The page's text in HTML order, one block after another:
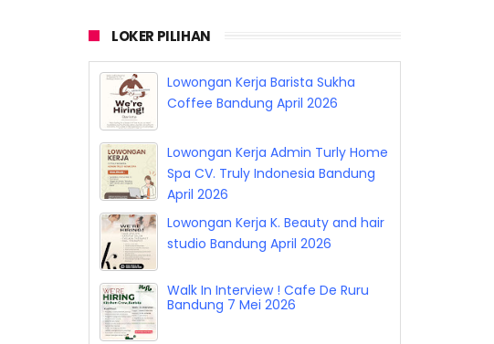
LOKER PILIHAN
Lowongan Kerja Barista Sukha
Coffee Bandung April 2026
Lowongan Kerja Admin Turly Home
Spa CV. Truly Indonesia Bandung
April 2026
Lowongan Kerja K. Beauty and hair
studio Bandung April 2026
Walk In Interview ! Cafe De Ruru
Bandung 7 Mei 2026